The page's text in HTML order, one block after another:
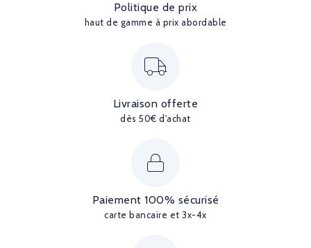
Politique de prix
haut de gamme à prix abordable
Livraison offerte
dès 50€ d'achat
Paiement 100% sécurisé
carte bancaire et 3x-4x